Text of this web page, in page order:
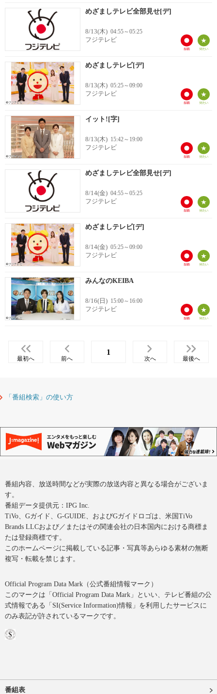
めざましテレビ全部見せ[デ]
8/13(木) 04:55～05:25
フジテレビ
めざましテレビ[デ]
8/13(木) 05:25～09:00
フジテレビ
イット![字]
8/13(木) 15:42～19:00
フジテレビ
めざましテレビ全部見せ[デ]
8/14(金) 04:55～05:25
フジテレビ
めざましテレビ[デ]
8/14(金) 05:25～09:00
フジテレビ
みんなのKEIBA
8/16(日) 15:00～16:00
フジテレビ
最初へ 前へ
1
次へ 最後へ
「番組検索」の使い方
番組内容、放送時間などが実際の放送内容と異なる場合がございま
す。
番組データ提供元：IPG Inc.
TiVo、Gガイド、G-GUIDE、およびGガイドロゴは、米国TiVo
Brands LLCおよび／またはその関連会社の日本国内における商標ま
たは登録商標です。
このホームページに掲載している記事・写真等あらゆる素材の無断
複写・転載を禁じます。
Official Program Data Mark（公式番組情報マーク）
このマークは「Official Program Data Mark」といい、テレビ番組の公
式情報である「SI(Service Information)情報」を利用したサービスに
のみ表記が許されているマークです。
番組表